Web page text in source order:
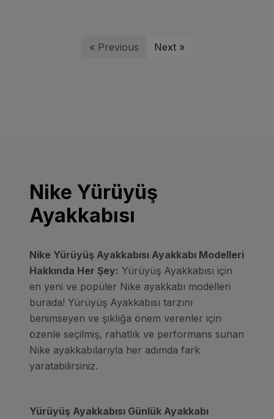
« Previous Next »
Nike Yürüyüş
Ayakkabısı
Nike Yürüyüş Ayakkabısı Ayakkabı Modelleri
Hakkında Her Şey: Yürüyüş Ayakkabısı için
en yeni ve popüler Nike ayakkabı modelleri
burada! Yürüyüş Ayakkabısı tarzını
benimseyen ve şıklığa önem verenler için
özenle seçilmiş, rahatlık ve performans sunan
Nike ayakkabılarıyla her adımda fark
yaratabilirsiniz.
Yürüyüş Ayakkabısı Günlük Ayakkabı